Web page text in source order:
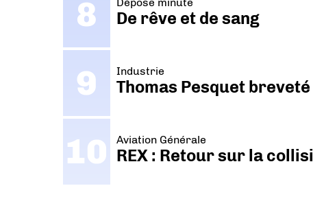
De rêve et de sang
Industrie
Thomas Pesquet
Aviation Générale
REX : Retour sur la